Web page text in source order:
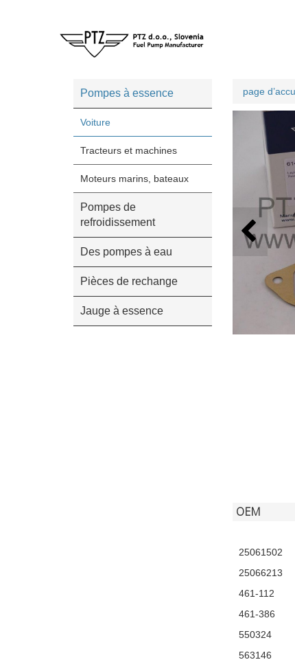
Pompes à essence
Voiture
Tracteurs et machines
Moteurs marins, bateaux
Pompes de
refroidissement
Des pompes à eau
Pièces de rechange
Jauge à essence
page
OEM
25061502
25066213
461-112
461-386
550324
563146